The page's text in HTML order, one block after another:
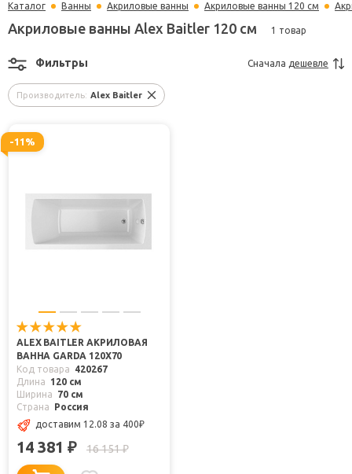
Каталог Ванны Акриловые ванны Акриловые ванны 120 см
Акриловые ванны Alex Baitler 120 см 1 товар
Производитель: Alex Baitler
Фильтры Сначала дешевле
-11%
ALEX BAITLER АКРИЛОВАЯ
ВАННА GARDA 120Х70
Код товара
420267
Длина
120 см
Ширина
70 см
Страна
Россия
доставим 12.08 за 400₽
14 381 ₽ 16 151₽